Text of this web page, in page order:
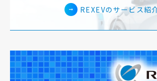
REXEVのサービス紹